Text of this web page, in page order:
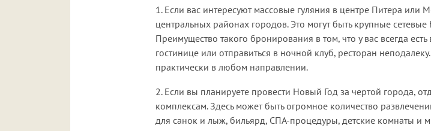
1. Если вас интересуют массовые гуляния в центре Питера
центральных районах городов. Это могут быть крупные
Преимущество такого бронирования в том, что у вас всегда
гостинице или отправиться в ночной клуб, ресторан
практически в любом направлении.
2. Если вы планируете провести Новый Год за чертой города,
комплексам. Здесь может быть огромное количество
для санок и лыж, бильярд, СПА-процедуры, детские комнаты и